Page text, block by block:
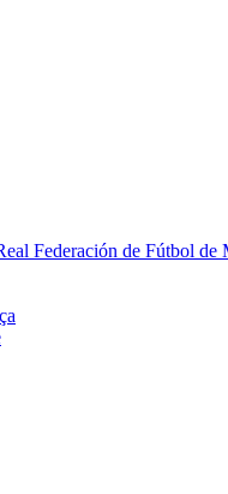
Federación de Fútbol